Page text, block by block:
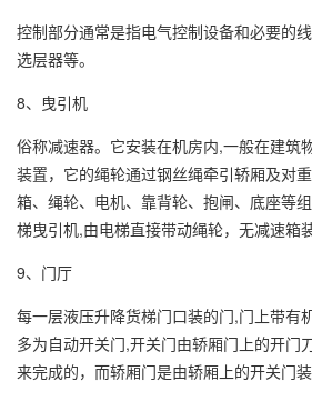
控制部分通常是指电气控制设备和必要的
选层器等。
8、曳引机
俗称减速器。它安装在机房内,一般在建筑
装置，它的绳轮通过钢丝绳牵引轿厢及对
箱、绳轮、电机、靠背轮、抱闸、底座等
梯曳引机,由电梯直接带动绳轮，无减速箱
9、门厅
每一层液压升降货梯门口装的门,门上带有
多为自动开关门,开关门由轿厢门上的开门
来完成的，而轿厢门是由轿厢上的开关门装